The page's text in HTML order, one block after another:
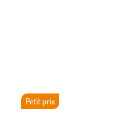
Petit prix